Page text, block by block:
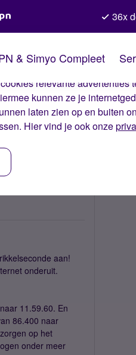
zorgen wij ervoor dat je
relevante advertenties
kunnen ze je
laten zien op en buiten
Hier vind je ook onze
36x
& Simyo Compleet
aan!
onderuit.
11.59.60. En
86.400 naar
op het
onder meer